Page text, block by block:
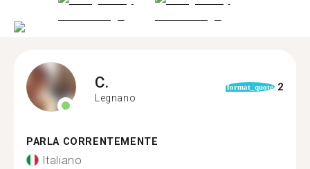
C.
Legnano
format_quote 2
PARLA CORRENTEMENTE
Italiano